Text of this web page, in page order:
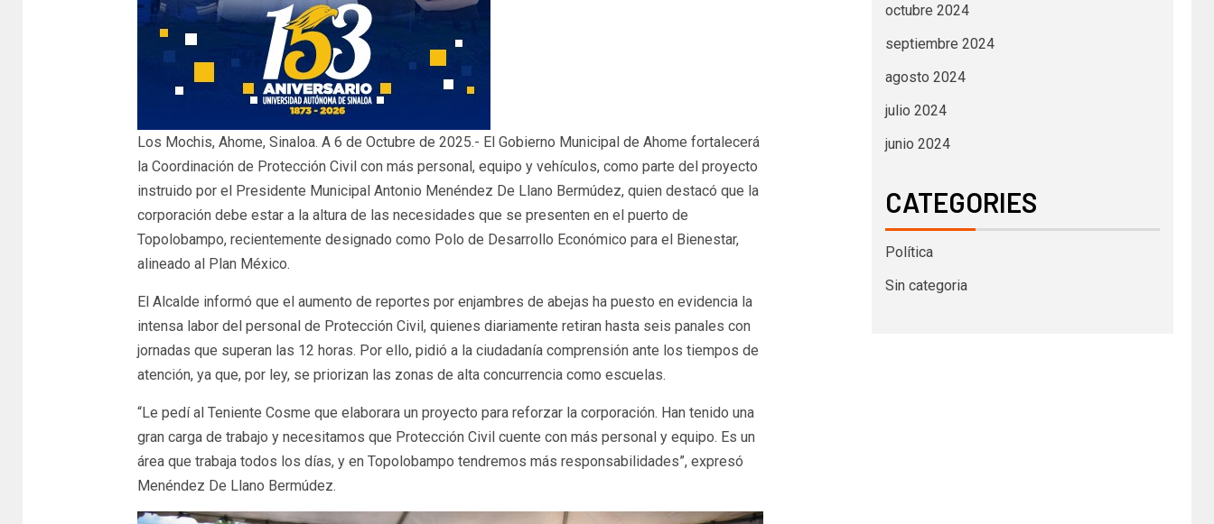
Los Mochis, Ahome, Sinaloa. A 6 de Octubre de 2025.- El Gobierno Municipal de Ahome fortalecerá
la Coordinación de Protección Civil con más personal, equipo y vehículos, como parte del proyecto
instruido por el Presidente Municipal Antonio Menéndez De Llano Bermúdez, quien destacó que la
corporación debe estar a la altura de las necesidades que se presenten en el puerto de
Topolobampo, recientemente designado como Polo de Desarrollo Económico para el Bienestar,
alineado al Plan México.
El Alcalde informó que el aumento de reportes por enjambres de abejas ha puesto en evidencia la
intensa labor del personal de Protección Civil, quienes diariamente retiran hasta seis panales con
jornadas que superan las 12 horas. Por ello, pidió a la ciudadanía comprensión ante los tiempos de
atención, ya que, por ley, se priorizan las zonas de alta concurrencia como escuelas.
“Le pedí al Teniente Cosme que elaborara un proyecto para reforzar la corporación. Han tenido una
gran carga de trabajo y necesitamos que Protección Civil cuente con más personal y equipo. Es un
área que trabaja todos los días, y en Topolobampo tendremos más responsabilidades”, expresó
Menéndez De Llano Bermúdez.
octubre 2024
septiembre 2024
agosto 2024
julio 2024
junio 2024
CATEGORIES
Política
Sin categoria